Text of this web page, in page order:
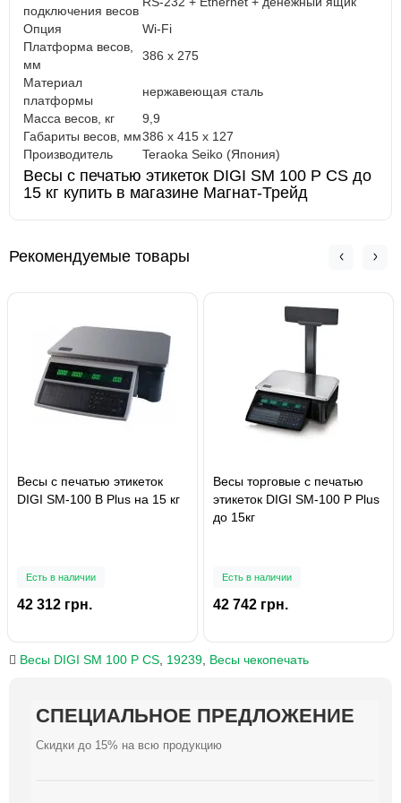
подключения весов
Опция
Wi-Fi
Платформа весов,
мм
386 x 275
Материал
платформы
нержавеющая сталь
Масса весов, кг
9,9
Габариты весов, мм386 x 415 x 127
Производитель
Teraoka Seiko (Япония)
Весы с печатью этикеток DIGI SM 100 P CS до
15 кг купить в магазине Магнат-Трейд
Рекомендуемые товары
Весы с печатью этикеток
DIGI SM-100 B Plus на 15 кг
Есть в наличии
42 312 грн.
Весы торговые с печатью
этикеток DIGI SM-100 P Plus
до 15кг
Есть в наличии
42 742 грн.
Весы DIGI SM 100 P CS, 19239, Весы чекопечать
СПЕЦИАЛЬНОЕ ПРЕДЛОЖЕНИЕ
Скидки до 15% на всю продукцию
СПЕЦИАЛЬНОЕ ПРЕДЛОЖЕНИЕ
Скидки до 15% на всю продукцию
СПЕЦИАЛЬНОЕ ПРЕДЛОЖЕНИЕ
Скидки до 15% на всю продукцию
СПЕЦИАЛЬНОЕ ПРЕДЛОЖЕНИЕ
Скидки до 15% на всю продукцию
СПЕЦИАЛЬНОЕ ПРЕДЛОЖЕНИЕ
Скидки до 15% на всю продукцию
СПЕЦИАЛЬНОЕ ПРЕДЛОЖЕНИЕ
Скидки до 15% на всю продукцию
СПЕЦИАЛЬНОЕ ПРЕДЛОЖЕНИЕ
Скидки до 15% на всю продукцию
СПЕЦИАЛЬНОЕ ПРЕДЛОЖЕНИЕ
Скидки до 15% на всю продукцию
СПЕЦИАЛЬНОЕ ПРЕДЛОЖЕНИЕ
Скидки до 15% на всю продукцию
СПЕЦИАЛЬНОЕ ПРЕДЛОЖЕНИЕ
Скидки до 15% на всю продукцию